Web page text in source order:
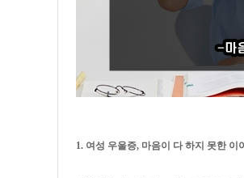
1. 여성 우울증, 마음이 다 하지 못한 이